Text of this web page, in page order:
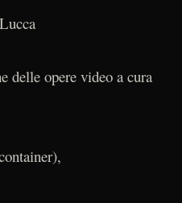
delle opere video a cura